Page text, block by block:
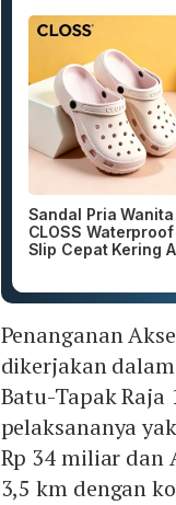
Sandal Pria Wanita
CLOSS Waterproof
Slip Cepat Kering
Penanganan
dikerjakan
Batu-Tapak
pelaksananya
Rp 34 miliar dan
3,5 km dengan